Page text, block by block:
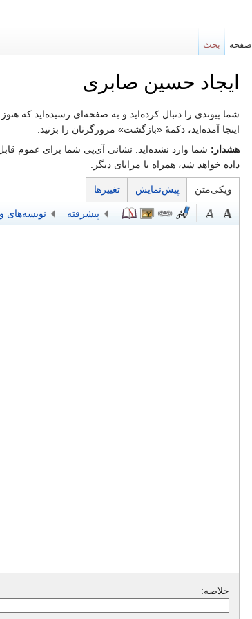
ایجاد حسین صابری
شما پیوندی را دنبال کرده‌اید و به صفحه‌ای رسیده‌اید که
اینجا آمده‌اید، دکمهٔ «بازگشت» مرورگرتان را بزنید.
هشدار: شما وارد نشده‌اید. نشانی آی‌پی شما برای عموم قابل
داده خواهد شد، همراه با مزایای دیگر.
ویکی‌متن پیش‌نمایش تغییرها
پیشرفته نویسه‌های
خلاصه:
بحث صفحه